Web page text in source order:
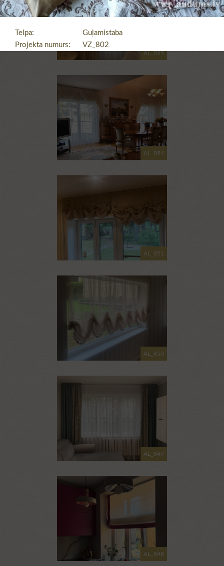
AL_855
AL_854
AL_851
AL_850
AL_849
AL_848
Telpa:
Guļamistaba
Projekta numurs:
VZ_802